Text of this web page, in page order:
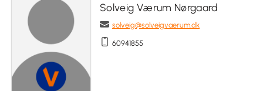
Solveig Værum Nørgaard
solveig@solveigvaerum.dk
60941855